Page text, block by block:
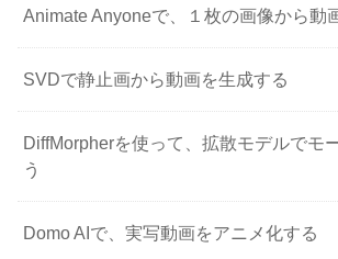
Animate Anyoneで、１枚の画像から動
SVDで静止画から動画を生成する
DiffMorpherを使って、拡散モデルでモ
う
Domo AIで、実写動画をアニメ化する